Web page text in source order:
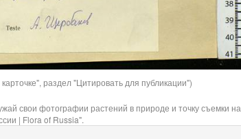
раздел "Цитировать для публикации")
свои фотографии растений в природе и точку съемки на
| Flora of Russia".